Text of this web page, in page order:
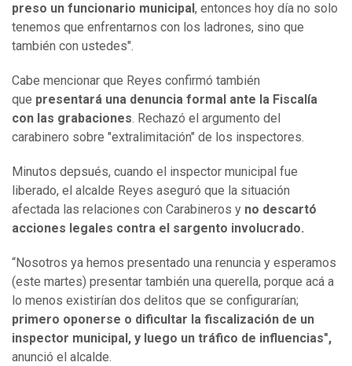
preso un funcionario municipal, entonces hoy día no solo
tenemos que enfrentarnos con los ladrones, sino que
también con ustedes".
Cabe mencionar que Reyes confirmó también
que presentará una denuncia formal ante la Fiscalía
con las grabaciones. Rechazó el argumento del
carabinero sobre "extralimitación" de los inspectores.
Minutos depsués, cuando el inspector municipal fue
liberado, el alcalde Reyes aseguró que la situación
afectada las relaciones con Carabineros y no descartó
acciones legales contra el sargento involucrado.
“Nosotros ya hemos presentado una renuncia y esperamos
(este martes) presentar también una querella, porque acá a
lo menos existirían dos delitos que se configurarían;
primero oponerse o dificultar la fiscalización de un
inspector municipal, y luego un tráfico de influencias",
anunció el alcalde.